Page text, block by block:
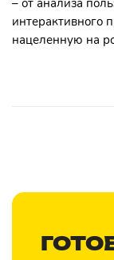
интерактивного
нацеленную на